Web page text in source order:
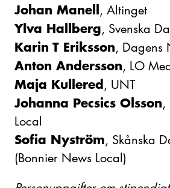
Johan Manell, Altinget
Ylva Hallberg, Svenska
Karin T Eriksson, Dagens
Anton Andersson, LO
Maja Kullered, UNT
Johanna Pecsics Olsson,
Local
Sofia Nyström, Skånska
(Bonnier News Local)